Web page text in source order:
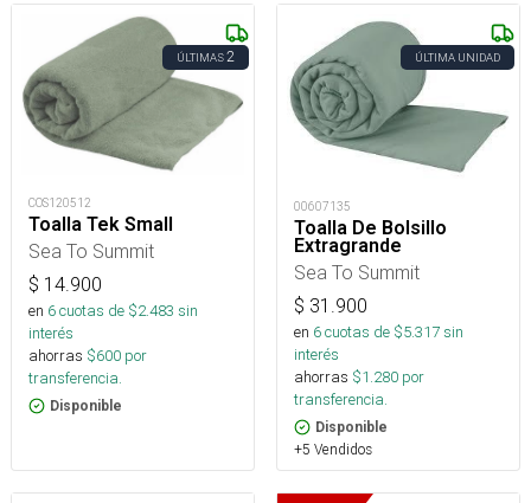
ÚLTIMAS2
COS120512
Toalla Tek Small
Sea To Summit
$ 14.900
en 6cuotas de $2.483 sin
interés
ahorras $600 por
transferencia.
Disponible
ÚLTIMA UNIDAD
00607135
Toalla De Bolsillo
Extragrande
Sea To Summit
$ 31.900
en 6cuotas de $5.317sin
interés
ahorras $1.280 por
transferencia.
Disponible
+5 Vendidos